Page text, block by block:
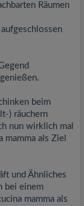
Räumen
beim
) räuchern
nun wirklich mal
mamma als Ziel
und Ähnliches
bei einem
mamma als